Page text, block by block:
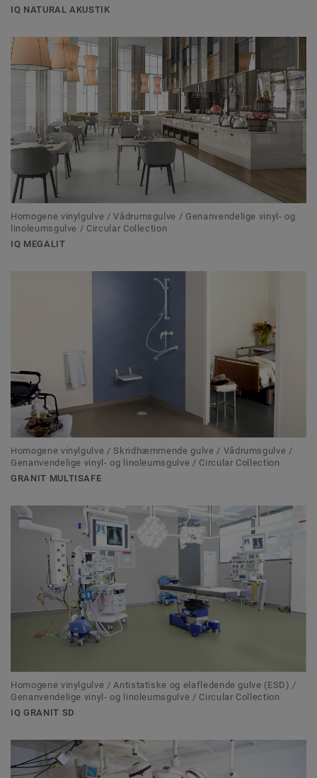
IQ NATURAL AKUSTIK
Homogene vinylgulve / Vådrumsgulve / Genanvendelige vinyl- og
linoleumsgulve / Circular Collection
IQ MEGALIT
Homogene vinylgulve / Skridhæmmende gulve / Vådrumsgulve /
Genanvendelige vinyl- og linoleumsgulve / Circular Collection
GRANIT MULTISAFE
Homogene vinylgulve / Antistatiske og elafledende gulve (ESD) /
Genanvendelige vinyl- og linoleumsgulve / Circular Collection
IQ GRANIT SD